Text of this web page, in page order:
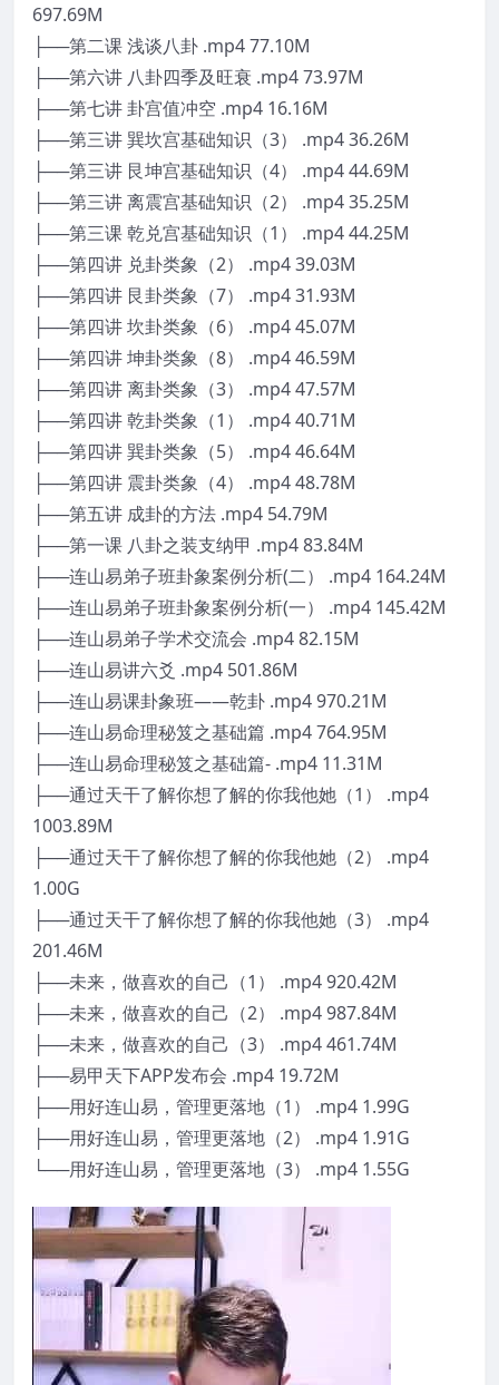
697.69M
├──第二课 浅谈八卦 .mp4 77.10M
├──第六讲 八卦四季及旺衰 .mp4 73.97M
├──第七讲 卦宫值冲空 .mp4 16.16M
├──第三讲 巽坎宫基础知识（3） .mp4 36.26M
├──第三讲 艮坤宫基础知识（4） .mp4 44.69M
├──第三讲 离震宫基础知识（2） .mp4 35.25M
├──第三课 乾兑宫基础知识（1） .mp4 44.25M
├──第四讲 兑卦类象（2） .mp4 39.03M
├──第四讲 艮卦类象（7） .mp4 31.93M
├──第四讲 坎卦类象（6） .mp4 45.07M
├──第四讲 坤卦类象（8） .mp4 46.59M
├──第四讲 离卦类象（3） .mp4 47.57M
├──第四讲 乾卦类象（1） .mp4 40.71M
├──第四讲 巽卦类象（5） .mp4 46.64M
├──第四讲 震卦类象（4） .mp4 48.78M
├──第五讲 成卦的方法 .mp4 54.79M
├──第一课 八卦之装支纳甲 .mp4 83.84M
├──连山易弟子班卦象案例分析(二） .mp4 164.24M
├──连山易弟子班卦象案例分析(一） .mp4 145.42M
├──连山易弟子学术交流会 .mp4 82.15M
├──连山易讲六爻 .mp4 501.86M
├──连山易课卦象班——乾卦 .mp4 970.21M
├──连山易命理秘笈之基础篇 .mp4 764.95M
├──连山易命理秘笈之基础篇- .mp4 11.31M
├──通过天干了解你想了解的你我他她（1） .mp4
1003.89M
├──通过天干了解你想了解的你我他她（2） .mp4
1.00G
├──通过天干了解你想了解的你我他她（3） .mp4
201.46M
├──未来，做喜欢的自己（1） .mp4 920.42M
├──未来，做喜欢的自己（2） .mp4 987.84M
├──未来，做喜欢的自己（3） .mp4 461.74M
├──易甲天下APP发布会 .mp4 19.72M
├──用好连山易，管理更落地（1） .mp4 1.99G
├──用好连山易，管理更落地（2） .mp4 1.91G
└──用好连山易，管理更落地（3） .mp4 1.55G